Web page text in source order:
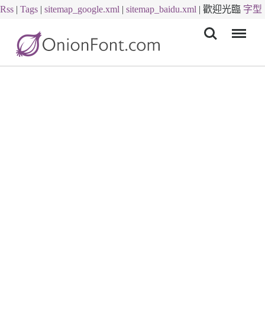
Rss | Tags | sitemap_google.xml | sitemap_baidu.xml | 歡迎光臨 字型